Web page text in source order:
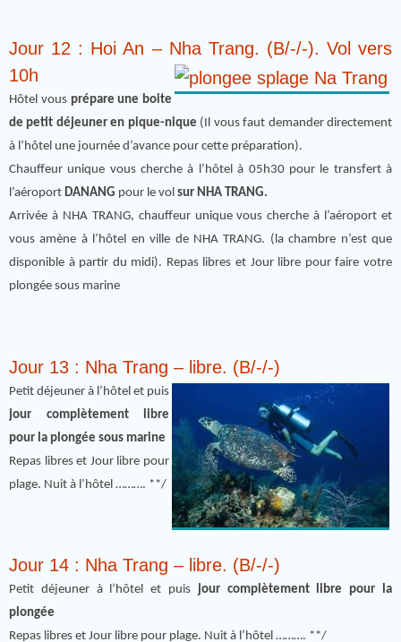
Jour 12 : Hoi An – Nha Trang. (B/-/-). Vol vers
10h
Hôtel vous prépare une boite
de petit déjeuner en pique-nique (Il vous faut demander directement
à l’hôtel une journée d’avance pour cette préparation).
Chauffeur unique vous cherche à l’hôtel à 05h30 pour le transfert à
l’aéroport DANANG pour le vol sur NHA TRANG.
Arrivée à NHA TRANG, chauffeur unique vous cherche à l’aéroport et
vous amène à l’hôtel en ville de NHA TRANG. (la chambre n’est que
disponible à partir du midi). Repas libres et Jour libre pour faire votre
plongée sous marine
Jour 13 : Nha Trang – libre. (B/-/-)
Petit déjeuner à l’hôtel et puis
jour complètement libre
pour la plongée sous marine
Repas libres et Jour libre pour
plage. Nuit à l’hôtel ………. **/
Jour 14 : Nha Trang – libre. (B/-/-)
Petit déjeuner à l’hôtel et puis jour complètement libre pour la
plongée
Repas libres et Jour libre pour plage. Nuit à l’hôtel ………. **/